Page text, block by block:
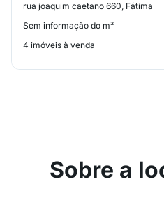
rua joaquim caetano 660, Fátima
Sem informação do m²
4 imóveis à venda
Sobre a